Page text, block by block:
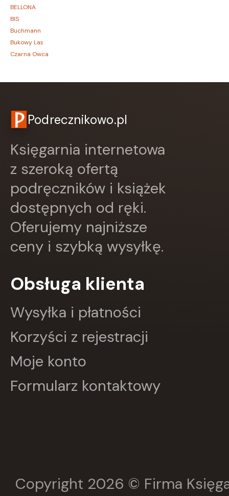
BELLONA
BIS
Buchmann
Bukowy Las
Czarna Owca
DEMART
Dolnośląskie
DRAGON
EDYCJA ŚWIĘTEGO PAWŁA
Edycja Świętego Pawła
ESPRIT
Express Publishing
FABRYKA SŁÓW
FENIX
FRONDA
Greg
GRUPA IMAGE
HARMONIA
Insignis
JEDNOŚĆ
karakter
Literat
Podrecznikowo.pl
Księgarnia internetowa
z szeroką ofertą
podręczników i książek
dostępnych od ręki.
Oferujemy najniższe
ceny i szybką wysyłkę.
Obsługa klienta
Wysyłka i płatności
Korzyści z rejestracji
Moje konto
Formularz kontaktowy
Copyright 2026 © Firma